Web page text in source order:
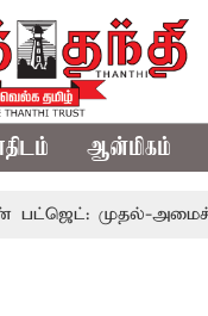
ஆன்மிகம்
முதல்-அமைச்சர் விஜய்